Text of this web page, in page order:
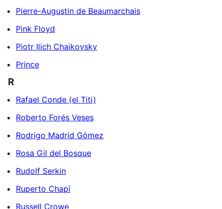
Pierre-Augustin de Beaumarchais
Pink Floyd
Piotr Ilich Chaikovsky
Prince
R
Rafael Conde (el Titi)
Roberto Forés Veses
Rodrigo Madrid Gómez
Rosa Gil del Bosque
Rudolf Serkin
Ruperto Chapí
Russell Crowe